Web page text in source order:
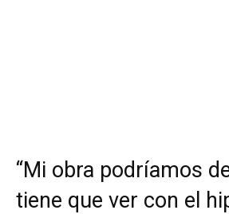
“Mi obra podríamos
tiene que ver con el